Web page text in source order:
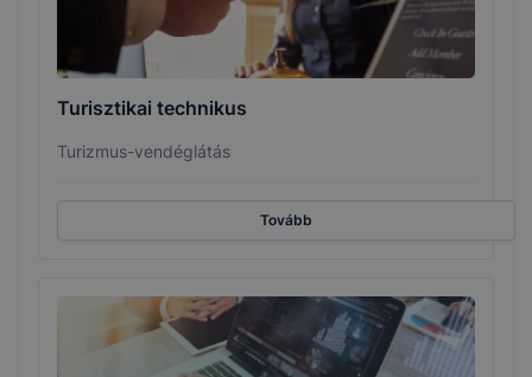
Turisztikai technikus
Turizmus-vendéglátás
Tovább